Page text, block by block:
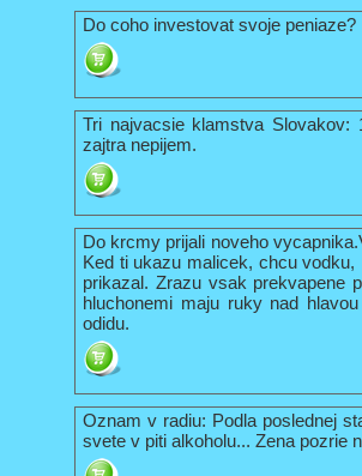
Do coho investovat svoje
Tri najvacsie klamstva
zajtra nepijem.
Do krcmy prijali noveho
Ked ti ukazu malicek, chcu
prikazal. Zrazu vsak prekvapene
hluchonemi maju ruky nad
odidu.
Oznam v radiu: Podla poslednej
svete v piti alkoholu... Zena pozrie